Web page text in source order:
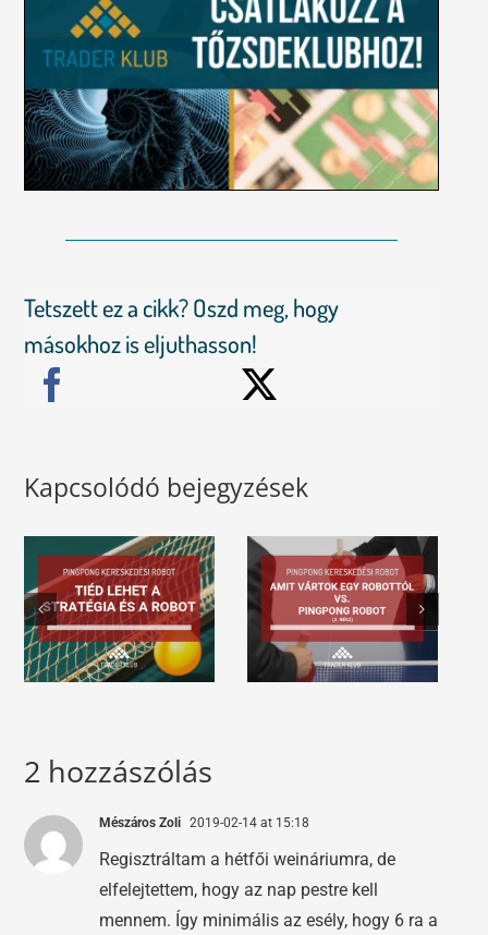
Tetszett ez a cikk? Oszd meg, hogy
másokhoz is eljuthasson!
Kapcsolódó bejegyzések
2 hozzászólás
Mészáros Zoli 2019-02-14 at 15:18
Regisztráltam a hétfői weináriumra, de
elfelejtettem, hogy az nap pestre kell
mennem. Így minimális az esély, hogy 6 ra a